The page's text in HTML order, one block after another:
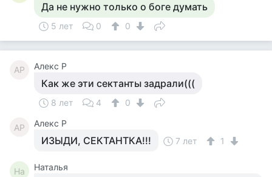
Да не нужно только о боге думать
5 лет 0 0
АР Алекс Р
Как же эти сектанты задрали(((
8 лет 4 0
АР Алекс Р
ИЗЫДИ, СЕКТАНТКА!!! 7 лет 1
На Наталья